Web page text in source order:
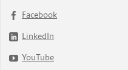
Facebook
LinkedIn
YouTube